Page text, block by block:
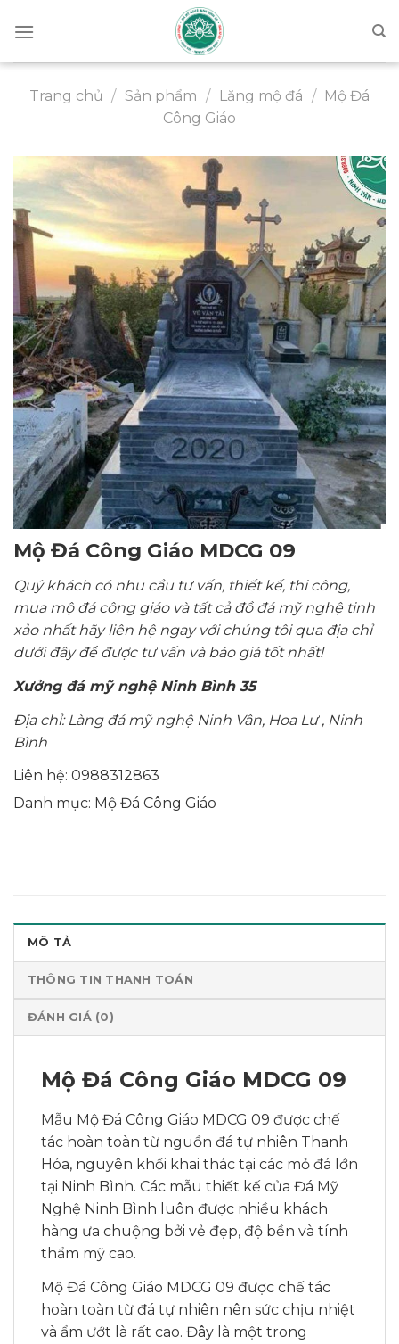
đến
Trang chủ
/ Sản phẩm / Lăng mộ đá /
Mộ Đá
Công Giáo
Mộ Đá Công Giáo MDCG 09
Quý khách có nhu cầu tư vấn, thiết kế, thi công,
mua mộ đá công giáo và tất cả đồ đá mỹ nghệ tinh
xảo nhất hãy liên hệ ngay với chúng tôi qua địa chỉ
dưới đây để được tư vấn và báo giá tốt nhất!
Xưởng đá mỹ nghệ Ninh Bình 35
Địa chỉ: Làng đá mỹ nghệ Ninh Vân, Hoa Lư , Ninh
Bình
Liên hệ: 0988312863
Danh mục: Mộ Đá Công Giáo
MÔ TẢ
THÔNG TIN THANH TOÁN
ĐÁNH GIÁ (0)
Mộ Đá Công Giáo MDCG 09
Mẫu Mộ Đá Công Giáo MDCG 09 được chế
tác hoàn toàn từ nguồn đá tự nhiên Thanh
Hóa, nguyên khối khai thác tại các mỏ đá lớn
tại Ninh Bình. Các mẫu thiết kế của Đá Mỹ
Nghệ Ninh Bình luôn được nhiều khách
hàng ưa chuộng bởi vẻ đẹp, độ bền và tính
thẩm mỹ cao.
Mộ Đá Công Giáo MDCG 09 được chế tác
hoàn toàn từ đá tự nhiên nên sức chịu nhiệt
và ẩm ướt là rất cao. Đây là một trong